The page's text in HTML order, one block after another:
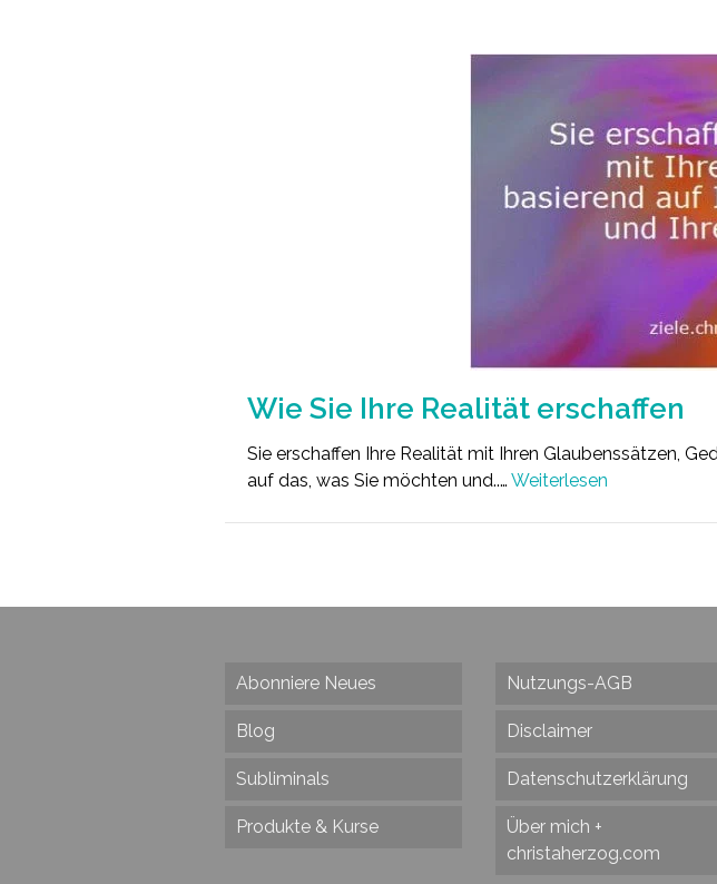
Wie Sie Ihre Realität erschaffen
Sie erschaffen Ihre Realität mit Ihren Glaubenssätzen,
auf das, was Sie möchten und..… Weiterlesen
Abonniere Neues
Blog
Subliminals
Produkte & Kurse
Nutzungs-AGB
Disclaimer
Datenschutzerklärung
Über mich +
christaherzog.com